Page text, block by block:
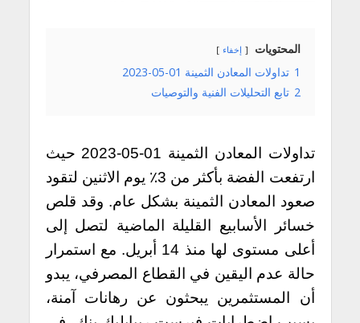
المحتويات إخفاء
1 تداولات المعادن الثمينة 01-05-2023
2 تابع التحليلات الفنية والتوصيات
تداولات المعادن الثمينة 01-05-2023 حيث
ارتفعت الفضة بأكثر من 3٪ يوم الاثنين لتقود
صعود المعادن الثمينة بشكل عام. وقد قلص
خسائر الأسابيع القليلة الماضية لتصل إلى
أعلى مستوى لها منذ 14 أبريل. مع استمرار
حالة عدم اليقين في القطاع المصرفي، يبدو
أن المستثمرين يبحثون عن رهانات آمنة،